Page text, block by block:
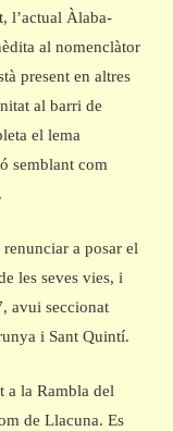
l’actual Àlaba-
al nomenclàtor
present en altres
al barri de
el lema
semblant com
a posar el
les seves vies, i
avui seccionat
i Sant Quintí.
a la Rambla del
de Llacuna. Es